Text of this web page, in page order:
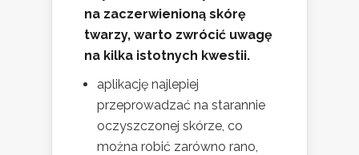
na zaczerwienioną skórę
twarzy, warto zwrócić uwagę
na kilka istotnych kwestii.
aplikację najlepiej
przeprowadzać na starannie
oczyszczonej skórze, co
można robić zarówno rano,